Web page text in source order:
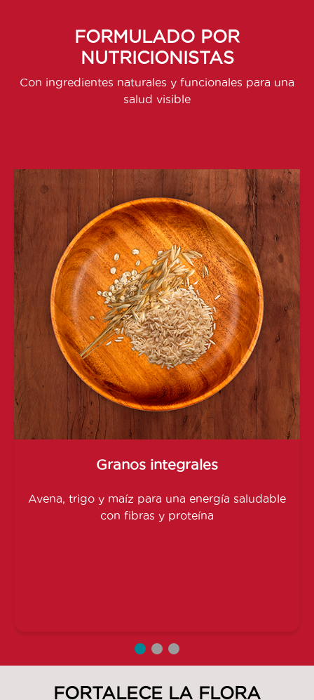
FORMULADO POR
NUTRICIONISTAS
Con ingredientes naturales y funcionales para una
salud visible
Granos integrales
Avena, trigo y maíz para una energía saludable
con fibras y proteína
FORTALECE LA FLORA